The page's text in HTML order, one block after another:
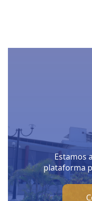
Estamos
plataforma